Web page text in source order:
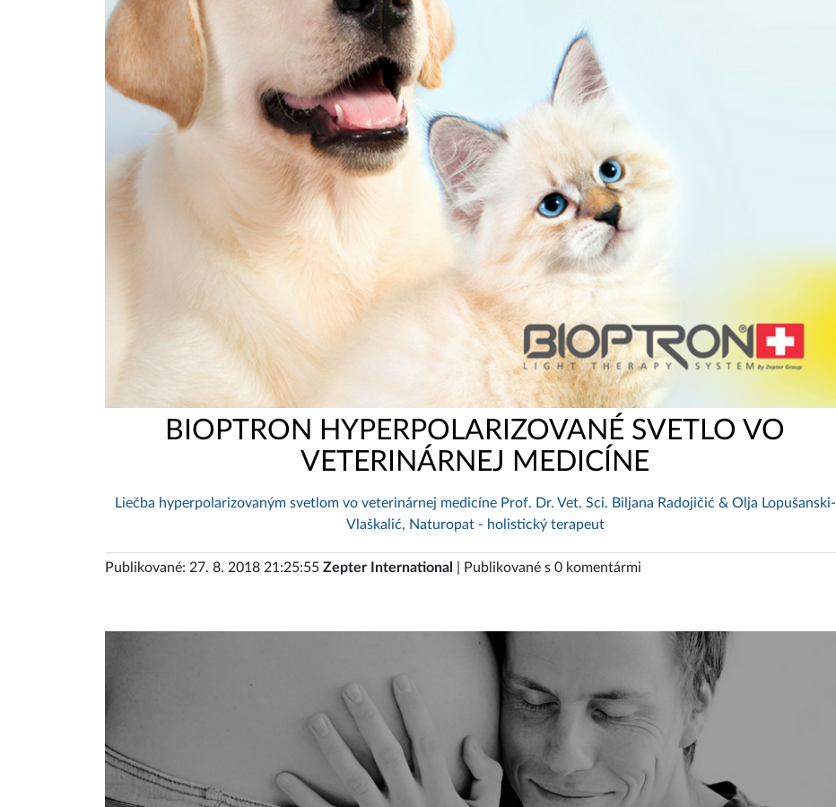
BIOPTRON HYPERPOLARIZOVANÉ SVETLO VO
VETERINÁRNEJ MEDICÍNE
Liečba hyperpolarizovaným svetlom vo veterinárnej medicíne Prof. Dr. Vet. Sci. Biljana Radojičić & Olja Lopušanski-
Vlaškalić, Naturopat - holistický terapeut
Publikované: 27. 8. 2018 21:25:55 Zepter International | Publikované s 0 komentármi